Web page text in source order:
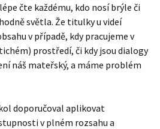
čte každému, kdo nosí brýle či
světla. Že titulky u videí
v případě, kdy pracujeme v
prostředí, či kdy jsou dialogy
náš mateřský, a máme problém
doporučoval aplikovat
v plném rozsahu a